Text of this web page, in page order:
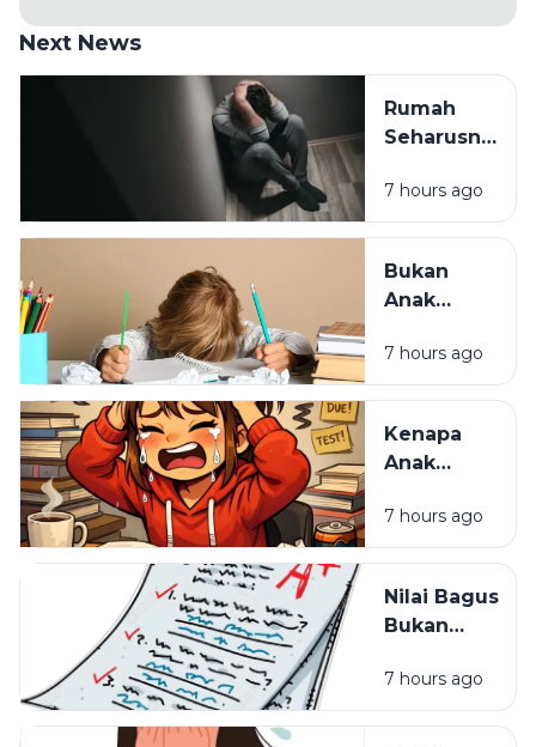
Next News
Rumah
Seharusnya
Tempat
Pulang,
Tempat
Paling
7 hours ago
Bukan
Anak
Mungkin
Cara
yang
Selama Ini
7 hours ago
Kenapa
Anak
Kehilangan
Semangat
7 hours ago
Nilai Bagus
Bukan
Hal yang
Sering
7 hours ago